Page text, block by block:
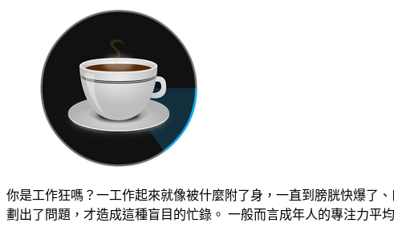
你是工作狂嗎？一工作起來就像被什麼附了身，一直到膀胱快爆了
劃出了問題，才造成這種盲目的忙錄。 一般而言成年人的專注力平